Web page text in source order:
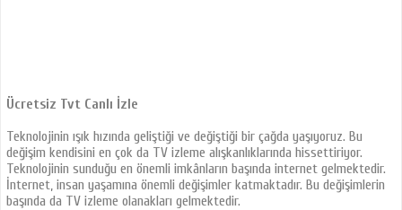
Ücretsiz Tvt Canlı İzle
Teknolojinin ışık hızında geliştiği ve değiştiği bir çağda yaşıyoruz. Bu
değişim kendisini en çok da TV izleme alışkanlıklarında hissettiriyor.
Teknolojinin sunduğu en önemli imkânların başında internet gelmektedir.
İnternet, insan yaşamına önemli değişimler katmaktadır. Bu değişimlerin
başında da TV izleme olanakları gelmektedir.